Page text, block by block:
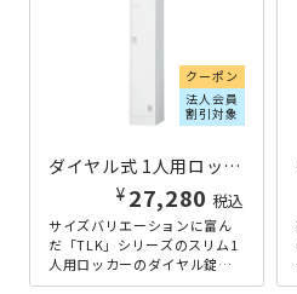
クーポン
法人会員
割引対象
ダイヤル式 1人用ロッカー スリム TLKシリーズ W316×D515×H1790 ホワイト
¥ 27,280 税込
サイズバリエーションに富ん
だ「TLK」シリーズのスリム1
人用ロッカーのダイヤル錠タ
イプです。一般的な1人用ロッ